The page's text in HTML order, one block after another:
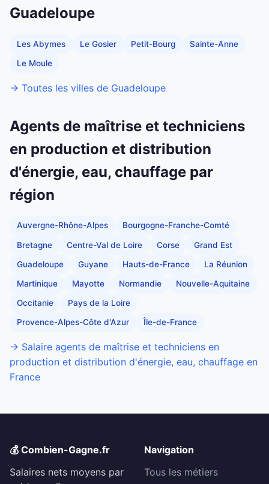
Guadeloupe
Les Abymes Le Gosier Petit-Bourg Sainte-Anne
Le Moule
→ Toutes les villes de Guadeloupe
Agents de maîtrise et techniciens
en production et distribution
d'énergie, eau, chauffage par
région
Auvergne-Rhône-Alpes Bourgogne-Franche-Comté
Bretagne Centre-Val de Loire Corse Grand Est
Guadeloupe Guyane Hauts-de-France La Réunion
Martinique Mayotte Normandie Nouvelle-Aquitaine
Occitanie Pays de la Loire
Provence-Alpes-Côte d'Azur Île-de-France
→ Salaire agents de maîtrise et techniciens en
production et distribution d'énergie, eau, chauffage en
France
💰 Combien-Gagne.fr
Salaires nets moyens par
Navigation
Tous les métiers